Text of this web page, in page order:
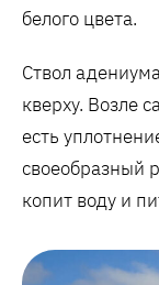
белого цвета.
Ствол
кверху. Возле
есть
своеобразный
копит воду и